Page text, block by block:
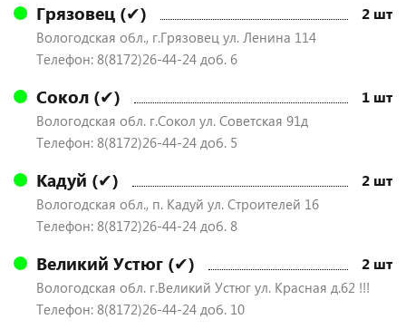
Грязовец (✔) 2 шт
Вологодская обл., г.Грязовец ул. Ленина 114
Телефон: 8(8172)26-44-24 доб. 6
Сокол (✔) 1 шт
Вологодская обл. г.Сокол ул. Советская 91д
Телефон: 8(8172)26-44-24 доб. 5
Кадуй (✔) 2 шт
Вологодская обл., п. Кадуй ул. Строителей 16
Телефон: 8(8172)26-44-24 доб. 8
Великий Устюг (✔) 2 шт
Вологодская обл. г.Великий Устюг ул. Красная д.62 !!!
Телефон: 8(8172)26-44-24 доб. 10